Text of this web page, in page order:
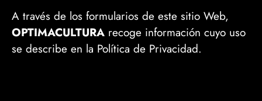
A través de los formularios de este sitio Web,
OPTIMACULTURA recoge información cuyo uso
se describe en la Política de Privacidad.